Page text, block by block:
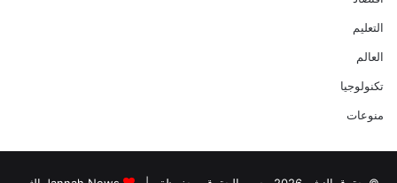
التعليم
العالم
تكنولوجيا
منوعات